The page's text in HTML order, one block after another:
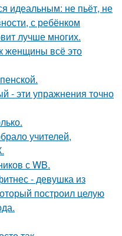
идеальным: не пьёт, не
с ребёнком
лучше многих.
женщины всё это
- эти упражнения точно
учителей,
с WB.
- девушка из
построил целую